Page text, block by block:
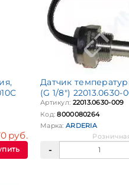
руб.
Датчик
(G 1/8") 22013.0630-
Артикул: 22013.0630-009
Код:8000080264
Марка: ARDERIA